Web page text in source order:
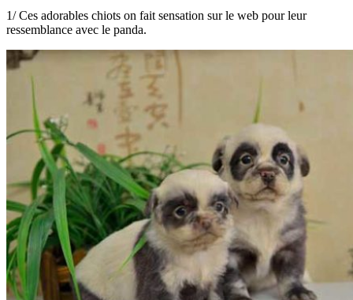
1/ Ces adorables chiots on fait sensation sur le web pour leur
ressemblance avec le panda.